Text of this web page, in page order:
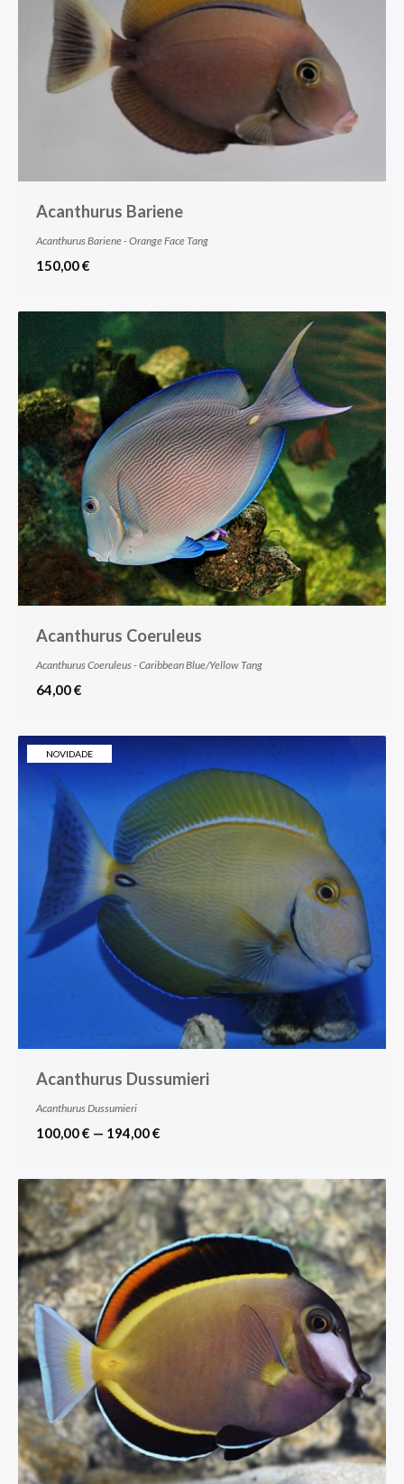
Acanthurus Bariene
Acanthurus Bariene - Orange Face Tang
150,00 €
Acanthurus Coeruleus
Acanthurus Coeruleus - Caribbean Blue/Yellow Tang
64,00 €
NOVIDADE
Acanthurus Dussumieri
Acanthurus Dussumieri
100,00 € — 194,00 €